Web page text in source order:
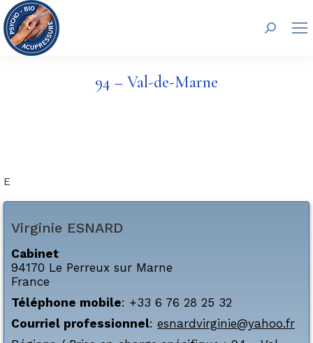
94 – Val-de-Marne
E
Virginie ESNARD
Cabinet
94170 Le Perreux sur Marne
France
Téléphone mobile: +33 6 76 28 25 32
Courriel professionnel: esnardvirginie@yahoo.fr